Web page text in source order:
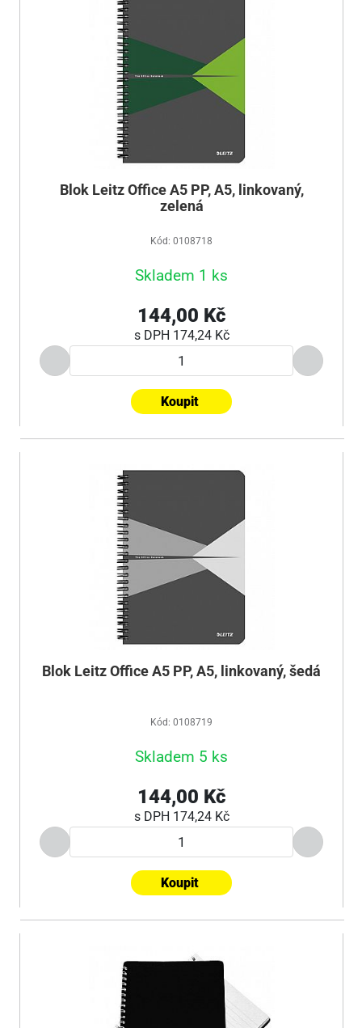
Blok Leitz Office A5 PP, A5, linkovaný,
zelená
Kód: 0108718
Skladem 1 ks
144,00 Kč
s DPH 174,24 Kč
Koupit
Blok Leitz Office A5 PP, A5, linkovaný, šedá
Kód: 0108719
Skladem 5 ks
144,00 Kč
s DPH 174,24 Kč
Koupit